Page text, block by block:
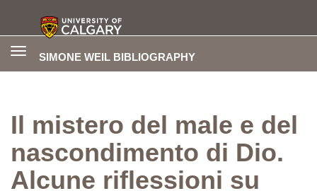
SIMONE WEIL BIBLIOGRAPHY
Toggle
Il mistero del male e del
nascondimento di Dio.
Alcune riflessioni su